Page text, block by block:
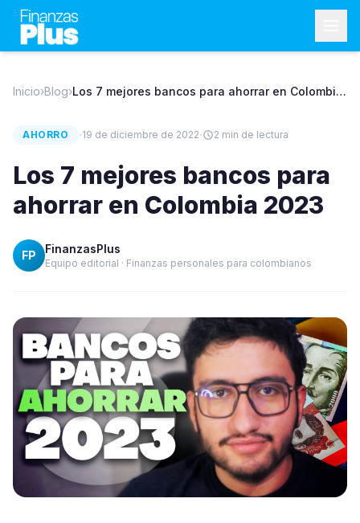
Inicio›Blog›Los 7 mejores bancos para ahorrar en Colombia
AHORRO ·19 de diciembre de 2022· 2 min de lectura
Los 7 mejores bancos para
ahorrar en Colombia 2023
FP FinanzasPlus
Equipo editorial · Finanzas personales para colombianos